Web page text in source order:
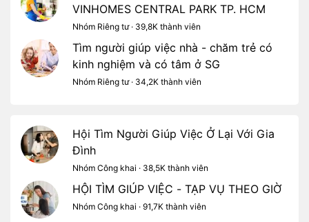
VINHOMES CENTRAL PARK TP. HCM
Nhóm Riêng tư · 39,8K thành viên
Tìm người giúp việc nhà - chăm trẻ có
kinh nghiệm và có tâm ở SG
Nhóm Riêng tư · 34,2K thành viên
Hội Tìm Người Giúp Việc Ở Lại Với Gia
Đình
Nhóm Công khai · 38,5K thành viên
HỘI TÌM GIÚP VIỆC - TẠP VỤ THEO GIỜ
Nhóm Công khai · 91,7K thành viên